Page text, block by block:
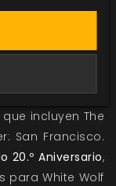
un excelente
italiana como
Tom Clancy
incluyen The
San Francisco.
20.º Aniversario,
para White Wolf